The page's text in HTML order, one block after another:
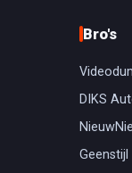
Bro's
DIKS
Geenstijl